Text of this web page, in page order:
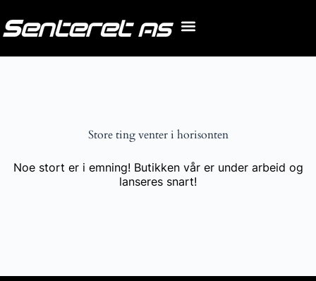
Store ting venter i horisonten
Noe stort er i emning! Butikken vår er under arbeid og
lanseres snart!